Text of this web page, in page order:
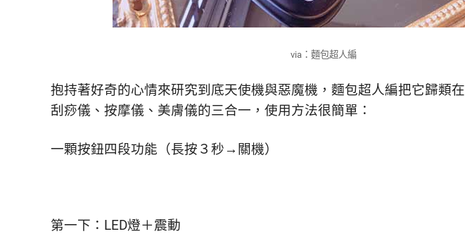
via：麵包超人編
抱持著好奇的心情來研究到底天使機與惡魔機， 麵包超人編把它歸類在
刮痧儀、按摩儀、美膚儀的三合一， 使用方法很簡單：
一顆按鈕四段功能（長按３秒→關機）
第一下：LED燈＋震動